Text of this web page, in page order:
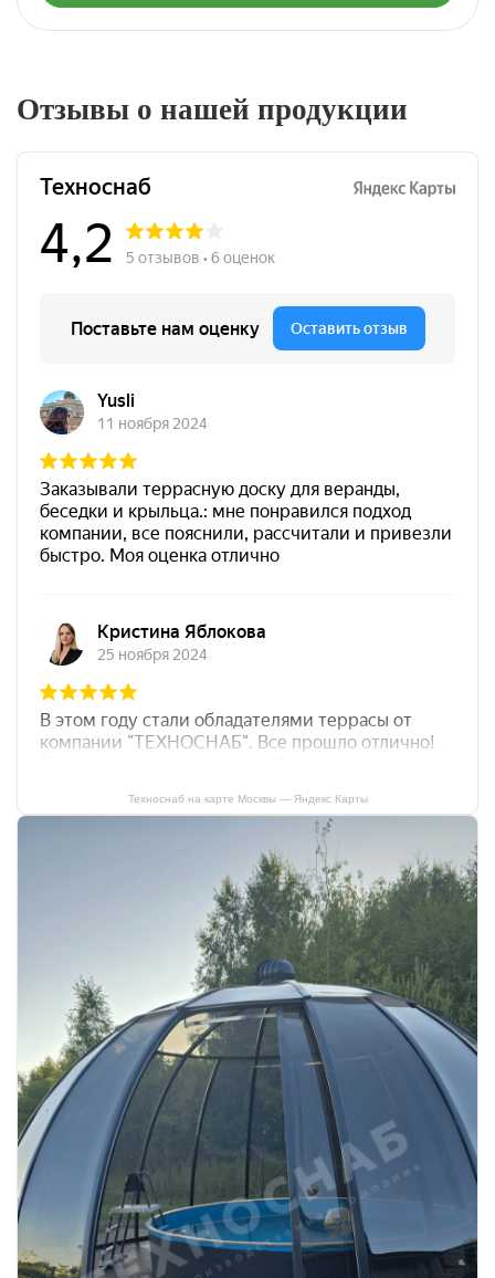
Отзывы о нашей продукции
Техноснаб на карте Москвы — Яндекс Карты